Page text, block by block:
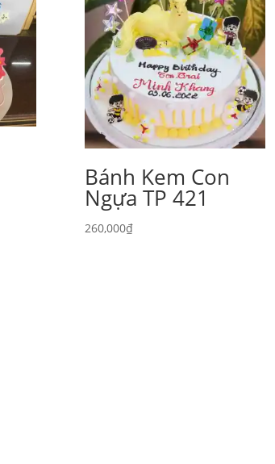
Bánh Kem Con
Ngựa TP 421
260,000₫